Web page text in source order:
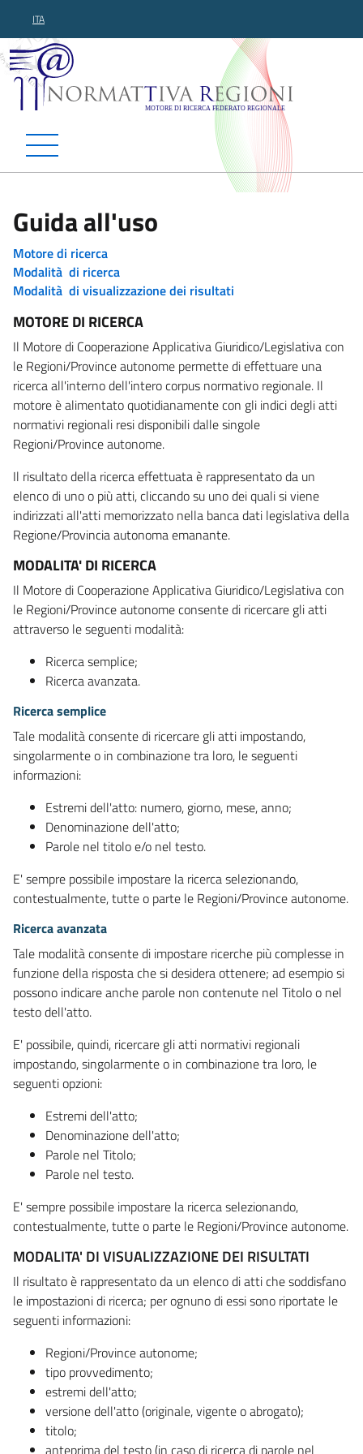
ITA
Normattiva Regioni -
Guida all'uso
Motore di ricerca
Modalità di ricerca
Modalità di visualizzazione dei risultati
MOTORE DI RICERCA
Il Motore di Cooperazione Applicativa Giuridico/Legislativa con
le Regioni/Province autonome permette di effettuare una
ricerca all'interno dell'intero corpus normativo regionale. Il
motore è alimentato quotidianamente con gli indici degli atti
normativi regionali resi disponibili dalle singole
Regioni/Province autonome.
Il risultato della ricerca effettuata è rappresentato da un
elenco di uno o più atti, cliccando su uno dei quali si viene
indirizzati all'atti memorizzato nella banca dati legislativa della
Regione/Provincia autonoma emanante.
MODALITA' DI RICERCA
Il Motore di Cooperazione Applicativa Giuridico/Legislativa con
le Regioni/Province autonome consente di ricercare gli atti
attraverso le seguenti modalità:
Ricerca semplice;
Ricerca avanzata.
Ricerca semplice
Tale modalità consente di ricercare gli atti impostando,
singolarmente o in combinazione tra loro, le seguenti
informazioni:
Estremi dell'atto: numero, giorno, mese, anno;
Denominazione dell'atto;
Parole nel titolo e/o nel testo.
E' sempre possibile impostare la ricerca selezionando,
contestualmente, tutte o parte le Regioni/Province autonome.
Ricerca avanzata
Tale modalità consente di impostare ricerche più complesse in
funzione della risposta che si desidera ottenere; ad esempio si
possono indicare anche parole non contenute nel Titolo o nel
testo dell'atto.
E' possibile, quindi, ricercare gli atti normativi regionali
impostando, singolarmente o in combinazione tra loro, le
seguenti opzioni:
Estremi dell'atto;
Denominazione dell'atto;
Parole nel Titolo;
Parole nel testo.
E' sempre possibile impostare la ricerca selezionando,
contestualmente, tutte o parte le Regioni/Province autonome.
MODALITA' DI VISUALIZZAZIONE DEI RISULTATI
Il risultato è rappresentato da un elenco di atti che soddisfano
le impostazioni di ricerca; per ognuno di essi sono riportate le
seguenti informazioni:
Regioni/Province autonome;
tipo provvedimento;
estremi dell'atto;
versione dell'atto (originale, vigente o abrogato);
titolo;
anteprima del testo (in caso di ricerca di parole nel